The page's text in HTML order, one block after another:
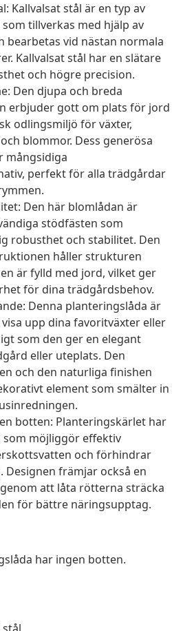
Kallvalsat stål är en typ av
tillverkas med hjälp av
bearbetas vid nästan normala
Kallvalsat stål har en slätare
och högre precision.
Den djupa och breda
erbjuder gott om plats för jord
odlingsmiljö för växter,
blommor. Dess generösa
mångsidiga
perfekt för alla trädgårdar
Den här blomlådan är
stödfästen som
robusthet och stabilitet. Den
håller strukturen
är fylld med jord, vilket ger
för dina trädgårdsbehov.
Denna planteringslåda är
upp dina favoritväxter eller
som den ger en elegant
eller uteplats. Den
och den naturliga finishen
element som smälter in
botten: Planteringskärlet har
möjliggör effektiv
och förhindrar
främjar också en
att låta rötterna sträcka
för bättre näringsupptag.
har ingen botten.